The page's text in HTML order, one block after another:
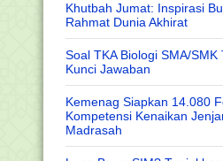
Khutbah Jumat: Inspirasi
Rahmat Dunia Akhirat
Soal TKA Biologi SMA/SMK
Kunci Jawaban
Kemenag Siapkan 14.080
Kompetensi Kenaikan
Madrasah